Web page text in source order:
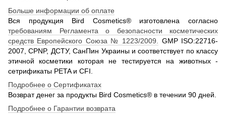
Больше информации об оплате
Вся продукция Bird Cosmetics® изготовлена согласно
требованиям Регламента о безопасности косметических
средств Европейского Союза № 1223/2009. GMP ISO:22716-
2007, CPNP, ДСТУ, СанПин Украины и соответствует по классу
этичной косметики которая не тестируется на животных -
сетрификаты PETA и CFI.
Подробнее о Сертификатах
Возврат денег за продукты Bird Cosmetics® в течении 90 дней.
Подробнее о Гарантии возврата